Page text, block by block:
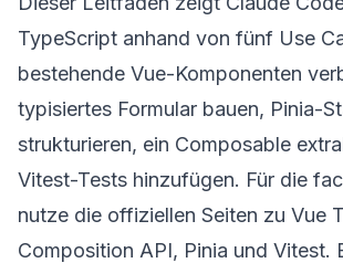
TypeScript anhand von fünf Use
bestehende Vue-Komponenten
typisiertes Formular bauen, Pinia-
strukturieren, ein Composable
Vitest-Tests hinzufügen. Für die
nutze die offiziellen Seiten zu Vue
Composition API, Pinia und Vitest.